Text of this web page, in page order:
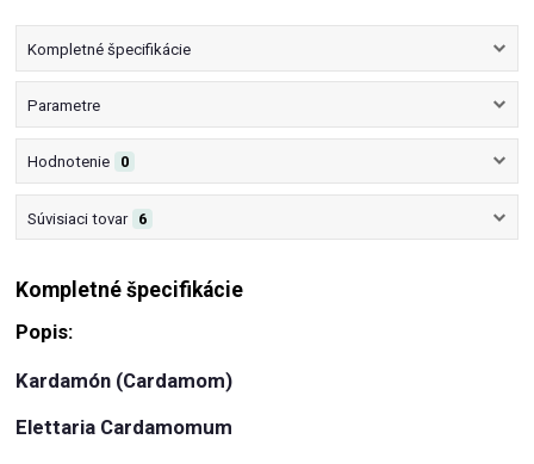
Kompletné špecifikácie
Parametre
Hodnotenie 0
Súvisiaci tovar 6
Kompletné špecifikácie
Popis:
Kardamón (Cardamom)
Elettaria Cardamomum